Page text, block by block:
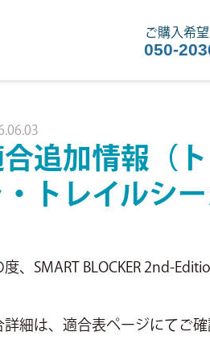
ご購入希
050-
追加情報（
・トレイルシー
度、SMART BLOCKER 2nd-
詳細は、適合表ページにてご確